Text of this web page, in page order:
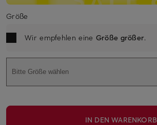
Größe
Wir empfehlen eine Größe größer.
Bitte Größe wählen
IN DEN WARENKORB